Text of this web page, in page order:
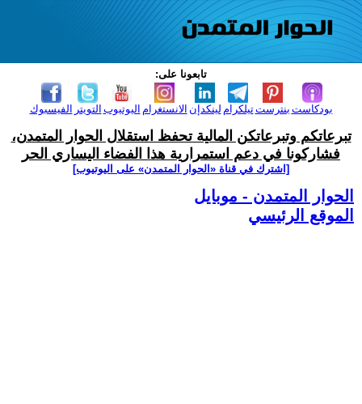
تابعونا على:
الفيسبوك التويتر اليوتيوب الانستغرام لينكدإن تيلكرامبنترست بودكاست
تبرعاتكم وتبرعاتكن المالية تحفظ استقلال الحوار المتمدن،
فشاركونا في دعم استمرارية هذا الفضاء اليساري الحر
[اشترك في قناة ‫«الحوار المتمدن» على اليوتيوب]
الحوار المتمدن - موبايل
الموقع الرئيسي